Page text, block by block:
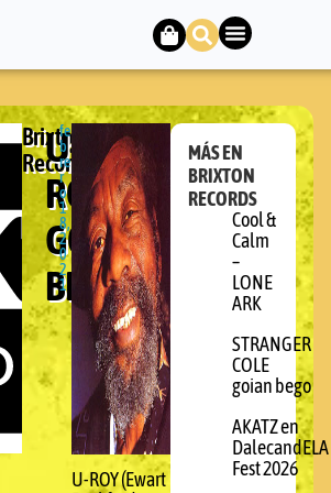
Brixton
Records
U-
ROY
GOIAN
BEGO
fe
b
re
r
o
1
8,
2
0
2
1
U-ROY (Ewart
MÁS EN
BRIXTON
RECORDS
Cool &
Calm
–
LONE
ARK
STRANGER
COLE
goian bego
AKATZ en
DalecandELA
Fest 2026